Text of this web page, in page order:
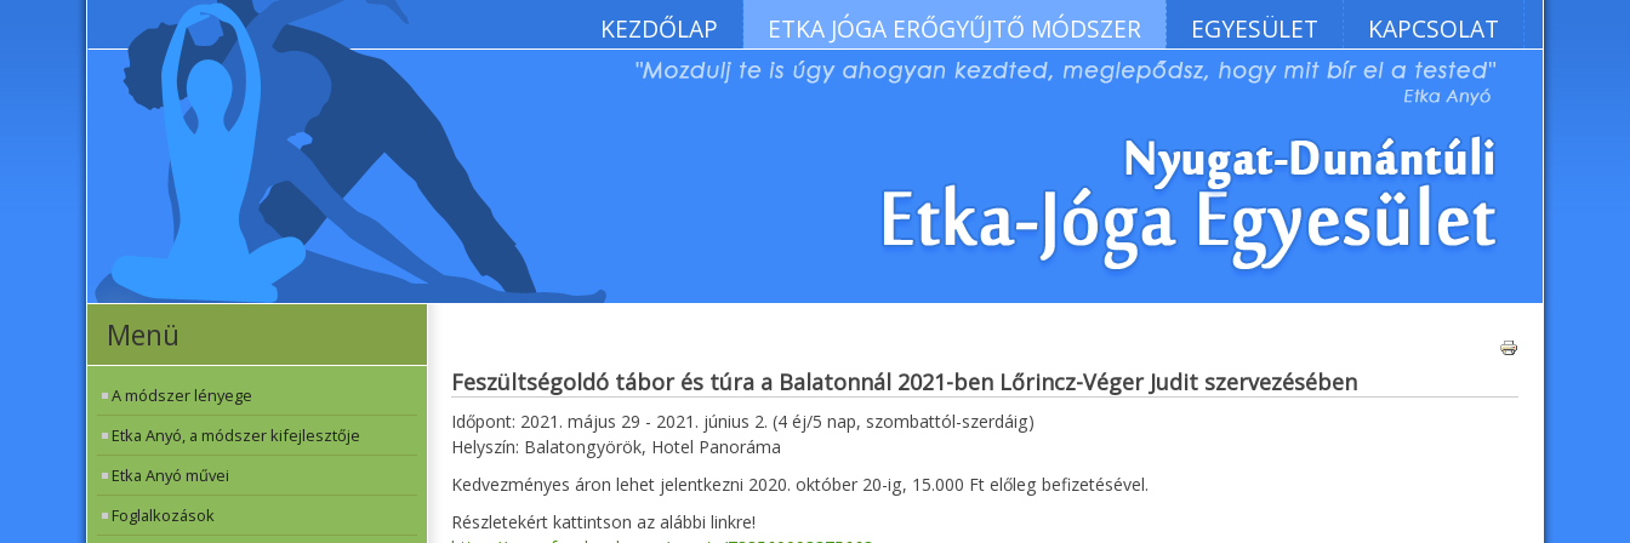
KEZDŐLAP ETKA JÓGA ERŐGYŰJTŐ MÓDSZER EGYESÜLET KAPCSOLAT
Menü
A módszer lényege
Etka Anyó, a módszer kifejlesztője
Etka Anyó művei
Foglalkozások
Nyomtatás
Feszültségoldó tábor és túra a Balatonnál 2021-ben Lőrincz-Véger Judit szervezésében
Időpont: 2021. május 29 - 2021. június 2. (4 éj/5 nap, szombattól-szerdáig)
Helyszín: Balatongyörök, Hotel Panoráma
Kedvezményes áron lehet jelentkezni 2020. október 20-ig, 15.000 Ft előleg befizetésével.
Részletekért kattintson az alábbi linkre!